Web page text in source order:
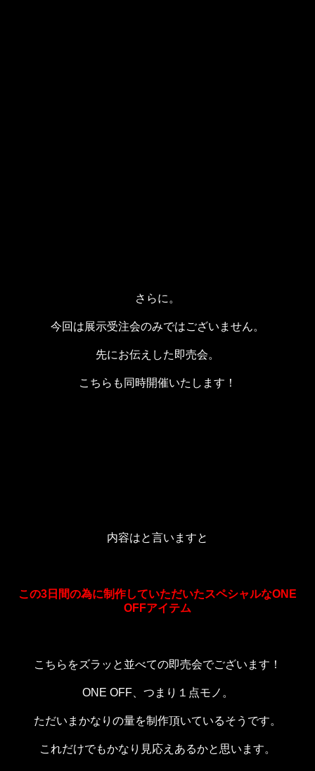
さらに。
今回は展示受注会のみではございません。
先にお伝えした即売会。
こちらも同時開催いたします！
内容はと言いますと
この3日間の為に制作していただいたスペシャルなONE
OFFアイテム
こちらをズラッと並べての即売会でございます！
ONE OFF、つまり１点モノ。
ただいまかなりの量を制作頂いているそうです。
これだけでもかなり見応えあるかと思います。